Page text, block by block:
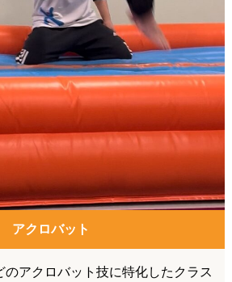
アクロバット
のアクロバット技に特化したクラス